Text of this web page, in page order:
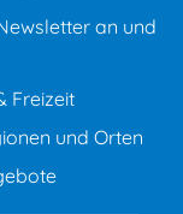
an und
Freizeit
und Orten